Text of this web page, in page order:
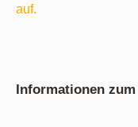
auf.
Informationen